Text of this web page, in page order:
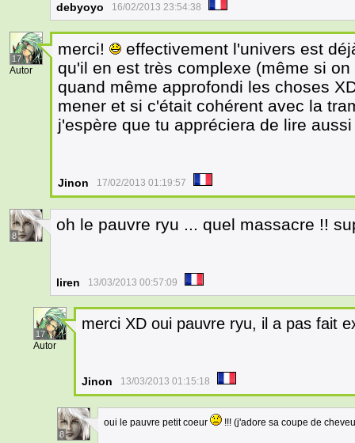
debyoyo 16/02/2013 23:54:38
17
Autor
merci!
effectivement l'univers est
qu'il en est très complexe (même si
quand même approfondi les choses
mener et si c'était cohérent avec la
j'espère que tu appréciera de lire
Jinon 17/02/2013 01:19:57
8
oh le pauvre ryu ... quel massacre !!
liren 13/03/2013 00:57:09
17
Autor
merci XD oui pauvre ryu, il a pas fait
Jinon 13/03/2013 01:15:18
8
oui le pauvre petit coeur !!! (j'adore sa coupe de